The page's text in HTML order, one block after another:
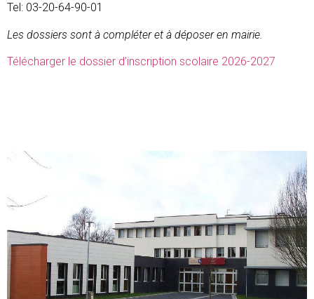
Tel: 03-20-64-90-01
Les dossiers sont à compléter et à déposer en mairie.
Télécharger le dossier d’inscription scolaire 2026-2027